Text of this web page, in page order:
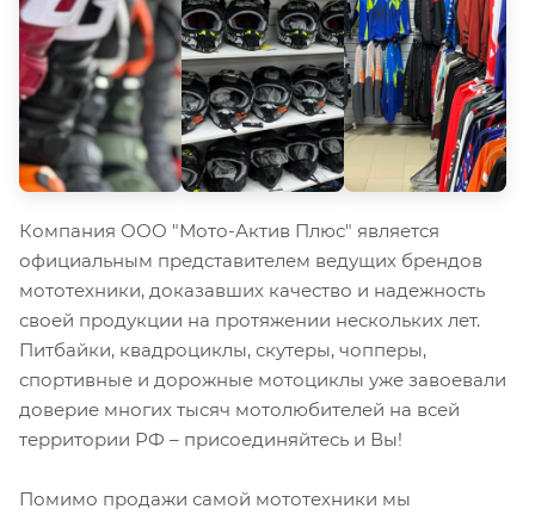
Компания ООО "Мото-Актив Плюс" является
официальным представителем ведущих брендов
мототехники, доказавших качество и надежность
своей продукции на протяжении нескольких лет.
Питбайки, квадроциклы, скутеры, чопперы,
спортивные и дорожные мотоциклы уже завоевали
доверие многих тысяч мотолюбителей на всей
территории РФ – присоединяйтесь и Вы!
Помимо продажи самой мототехники мы